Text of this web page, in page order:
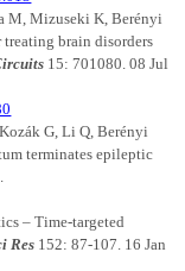
M, Mizuseki K, Berényi
brain disorders
15: 701080. 08 Jul
G, Li Q, Berényi
terminates epileptic
– Time-targeted
Res 152: 87-107. 16 Jan